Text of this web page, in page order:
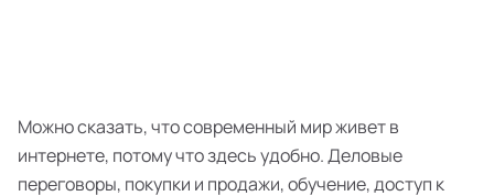
Можно сказать, что современный мир живет в
интернете, потому что здесь удобно. Деловые
переговоры, покупки и продажи, обучение, доступ к